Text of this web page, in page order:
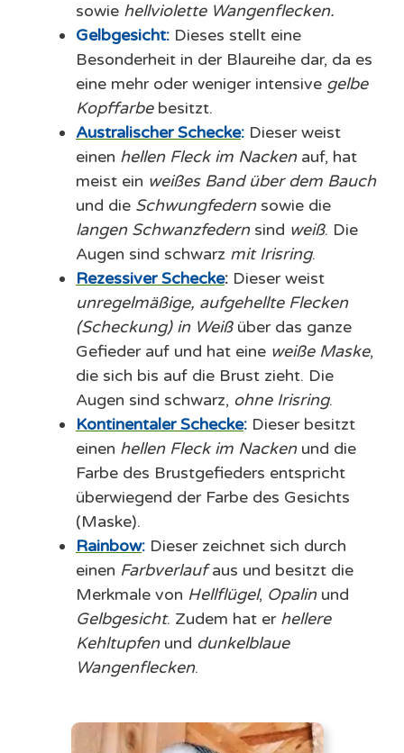
sowie hellviolette Wangenflecken.
Gelbgesicht: Dieses stellt eine
Besonderheit in der Blaureihe dar, da es
eine mehr oder weniger intensive gelbe
Kopffarbebesitzt.
Australischer Schecke: Dieser weist
einen hellen Fleck im Nackenauf, hat
meist ein weißes Band über dem Bauch
und die Schwungfedernsowie die
langen Schwanzfedernsind weiß. Die
Augen sind schwarz mit Irisring.
Rezessiver Schecke: Dieser weist
unregelmäßige, aufgehellte Flecken
(Scheckung) in Weiß über das ganze
Gefieder auf und hat eine weiße Maske,
die sich bis auf die Brust zieht. Die
Augen sind schwarz, ohne Irisring.
Kontinentaler Schecke: Dieser besitzt
einen hellen Fleck im Nackenund die
Farbe des Brustgefieders entspricht
überwiegend der Farbe des Gesichts
(Maske).
Rainbow: Dieser zeichnet sich durch
einen Farbverlaufaus und besitzt die
Merkmale von Hellflügel, Opalin und
Gelbgesicht. Zudem hat er hellere
Kehltupfenund dunkelblaue
Wangenflecken.